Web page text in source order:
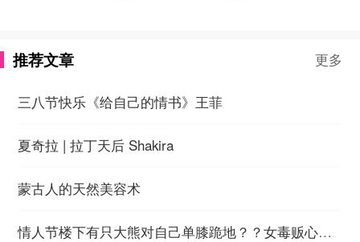
推荐文章 更多
三八节快乐《给自己的情书》王菲
夏奇拉 | 拉丁天后 Shakira
蒙古人的天然美容术
情人节楼下有只大熊对自己单膝跪地？？女毒贩心动开门…. 别动！警察缉毒！